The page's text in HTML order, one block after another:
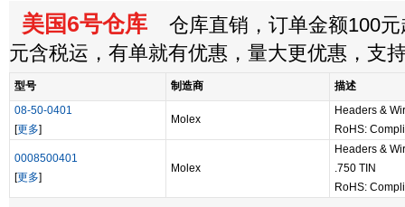
美国6号仓库 仓库直销，订单金额100元
元含税运，有单就有优惠，量大更优惠，支
型号 制造商
描述
08-50-0401
[更多]
Molex
Headers &
RoHS:
0008500401
[更多]
Molex
Headers &
.750 TIN
RoHS: